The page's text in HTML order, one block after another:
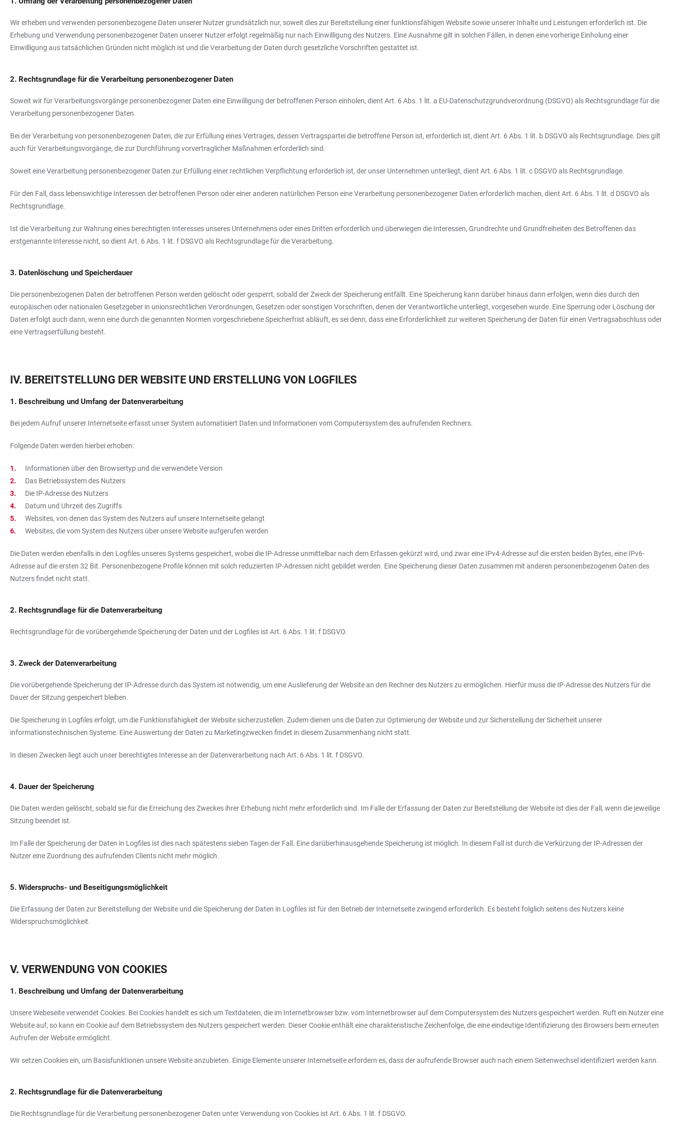
Wir erheben und verwenden personenbezogene Daten unserer Nutzer grundsätzlich nur, soweit dies zur Bereitstellung einer funktionsfähigen Website sowie unserer Inhalte und Leistungen erforderlich ist. Die
Erhebung und Verwendung personenbezogener Daten unserer Nutzer erfolgt regelmäßig nur nach Einwilligung des Nutzers. Eine Ausnahme gilt in solchen Fällen, in denen eine vorherige Einholung einer
Einwilligung aus tatsächlichen Gründen nicht möglich ist und die Verarbeitung der Daten durch gesetzliche Vorschriften gestattet ist.
2. Rechtsgrundlage für die Verarbeitung personenbezogener Daten
Soweit wir für Verarbeitungsvorgänge personenbezogener Daten eine Einwilligung der betroffenen Person einholen, dient Art. 6 Abs. 1 lit. a EU-Datenschutzgrundverordnung (DSGVO) als Rechtsgrundlage für die
Verarbeitung personenbezogener Daten.
Bei der Verarbeitung von personenbezogenen Daten, die zur Erfüllung eines Vertrages, dessen Vertragspartei die betroffene Person ist, erforderlich ist, dient Art. 6 Abs. 1 lit. b DSGVO als Rechtsgrundlage. Dies gilt
auch für Verarbeitungsvorgänge, die zur Durchführung vorvertraglicher Maßnahmen erforderlich sind.
Soweit eine Verarbeitung personenbezogener Daten zur Erfüllung einer rechtlichen Verpflichtung erforderlich ist, der unser Unternehmen unterliegt, dient Art. 6 Abs. 1 lit. c DSGVO als Rechtsgrundlage.
Für den Fall, dass lebenswichtige Interessen der betroffenen Person oder einer anderen natürlichen Person eine Verarbeitung personenbezogener Daten erforderlich machen, dient Art. 6 Abs. 1 lit. d DSGVO als
Rechtsgrundlage.
Ist die Verarbeitung zur Wahrung eines berechtigten Interesses unseres Unternehmens oder eines Dritten erforderlich und überwiegen die Interessen, Grundrechte und Grundfreiheiten des Betroffenen das
erstgenannte Interesse nicht, so dient Art. 6 Abs. 1 lit. f DSGVO als Rechtsgrundlage für die Verarbeitung.
3. Datenlöschung und Speicherdauer
Die personenbezogenen Daten der betroffenen Person werden gelöscht oder gesperrt, sobald der Zweck der Speicherung entfällt. Eine Speicherung kann darüber hinaus dann erfolgen, wenn dies durch den
europäischen oder nationalen Gesetzgeber in unionsrechtlichen Verordnungen, Gesetzen oder sonstigen Vorschriften, denen der Verantwortliche unterliegt, vorgesehen wurde. Eine Sperrung oder Löschung der
Daten erfolgt auch dann, wenn eine durch die genannten Normen vorgeschriebene Speicherfrist abläuft, es sei denn, dass eine Erforderlichkeit zur weiteren Speicherung der Daten für einen Vertragsabschluss oder
eine Vertragserfüllung besteht.
IV. BEREITSTELLUNG DER WEBSITE UND ERSTELLUNG VON LOGFILES
1. Beschreibung und Umfang der Datenverarbeitung
Bei jedem Aufruf unserer Internetseite erfasst unser System automatisiert Daten und Informationen vom Computersystem des aufrufenden Rechners.
Folgende Daten werden hierbei erhoben:
Informationen über den Browsertyp und die verwendete Version
Das Betriebssystem des Nutzers
Die IP-Adresse des Nutzers
Datum und Uhrzeit des Zugriffs
Websites, von denen das System des Nutzers auf unsere Internetseite gelangt
Websites, die vom System des Nutzers über unsere Website aufgerufen werden
Die Daten werden ebenfalls in den Logfiles unseres Systems gespeichert, wobei die IP-Adresse unmittelbar nach dem Erfassen gekürzt wird, und zwar eine IPv4-Adresse auf die ersten beiden Bytes, eine IPv6-
Adresse auf die ersten 32 Bit. Personenbezogene Profile können mit solch reduzierten IP-Adressen nicht gebildet werden. Eine Speicherung dieser Daten zusammen mit anderen personenbezogenen Daten des
Nutzers findet nicht statt.
2. Rechtsgrundlage für die Datenverarbeitung
Rechtsgrundlage für die vorübergehende Speicherung der Daten und der Logfiles ist Art. 6 Abs. 1 lit. f DSGVO.
3. Zweck der Datenverarbeitung
Die vorübergehende Speicherung der IP-Adresse durch das System ist notwendig, um eine Auslieferung der Website an den Rechner des Nutzers zu ermöglichen. Hierfür muss die IP-Adresse des Nutzers für die
Dauer der Sitzung gespeichert bleiben.
Die Speicherung in Logfiles erfolgt, um die Funktionsfähigkeit der Website sicherzustellen. Zudem dienen uns die Daten zur Optimierung der Website und zur Sicherstellung der Sicherheit unserer
informationstechnischen Systeme. Eine Auswertung der Daten zu Marketingzwecken findet in diesem Zusammenhang nicht statt.
In diesen Zwecken liegt auch unser berechtigtes Interesse an der Datenverarbeitung nach Art. 6 Abs. 1 lit. f DSGVO.
4. Dauer der Speicherung
Die Daten werden gelöscht, sobald sie für die Erreichung des Zweckes ihrer Erhebung nicht mehr erforderlich sind. Im Falle der Erfassung der Daten zur Bereitstellung der Website ist dies der Fall, wenn die jeweilige
Sitzung beendet ist.
Im Falle der Speicherung der Daten in Logfiles ist dies nach spätestens sieben Tagen der Fall. Eine darüberhinausgehende Speicherung ist möglich. In diesem Fall ist durch die Verkürzung der IP-Adressen der
Nutzer eine Zuordnung des aufrufenden Clients nicht mehr möglich.
5. Widerspruchs- und Beseitigungsmöglichkeit
Die Erfassung der Daten zur Bereitstellung der Website und die Speicherung der Daten in Logfiles ist für den Betrieb der Internetseite zwingend erforderlich. Es besteht folglich seitens des Nutzers keine
Widerspruchsmöglichkeit.
V. VERWENDUNG VON COOKIES
1. Beschreibung und Umfang der Datenverarbeitung
Unsere Webeseite verwendet Cookies. Bei Cookies handelt es sich um Textdateien, die im Internetbrowser bzw. vom Internetbrowser auf dem Computersystem des Nutzers gespeichert werden. Ruft ein Nutzer eine
Website auf, so kann ein Cookie auf dem Betriebssystem des Nutzers gespeichert werden. Dieser Cookie enthält eine charakteristische Zeichenfolge, die eine eindeutige Identifizierung des Browsers beim erneuten
Aufrufen der Website ermöglicht.
Wir setzen Cookies ein, um Basisfunktionen unsere Website anzubieten. Einige Elemente unserer Internetseite erfordern es, dass der aufrufende Browser auch nach einem Seitenwechsel identifiziert werden kann.
2. Rechtsgrundlage für die Datenverarbeitung
Die Rechtsgrundlage für die Verarbeitung personenbezogener Daten unter Verwendung von Cookies ist Art. 6 Abs. 1 lit. f DSGVO.